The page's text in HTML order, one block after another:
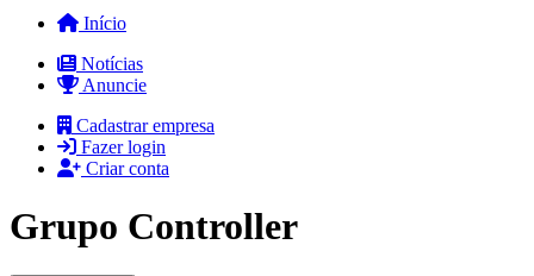
Início
Notícias
Anuncie
Cadastrar empresa
Fazer login
Criar conta
Grupo Controller